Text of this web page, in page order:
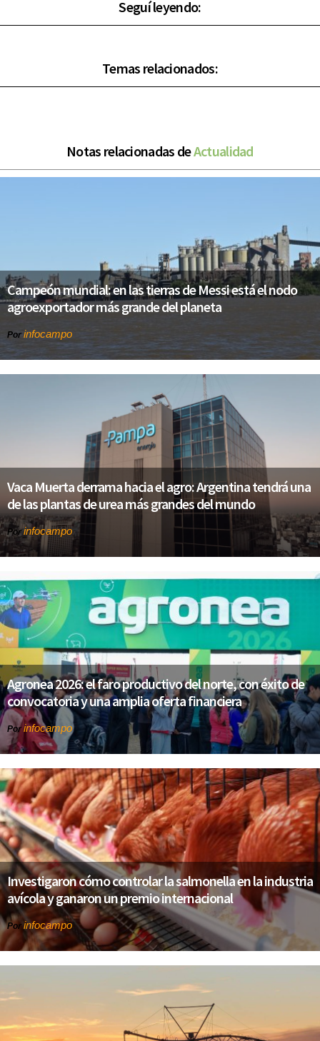
Seguí leyendo:
Temas relacionados:
Notas relacionadas deActualidad
Campeón mundial: en las tierras de Messi está el nodo
agroexportador más grande del planeta
Por infocampo
Vaca Muerta derrama hacia el agro: Argentina tendrá una
de las plantas de urea más grandes del mundo
Por infocampo
Agronea 2026: el faro productivo del norte, con éxito de
convocatoria y una amplia oferta financiera
Por infocampo
Investigaron cómo controlar la salmonella en la industria
avícola y ganaron un premio internacional
Por infocampo